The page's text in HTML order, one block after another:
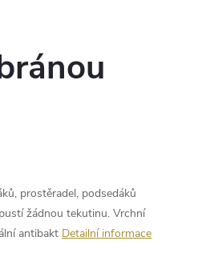
prostěradel, podsedáků
žádnou tekutinu. Vrchní
antibakt Detailní informace